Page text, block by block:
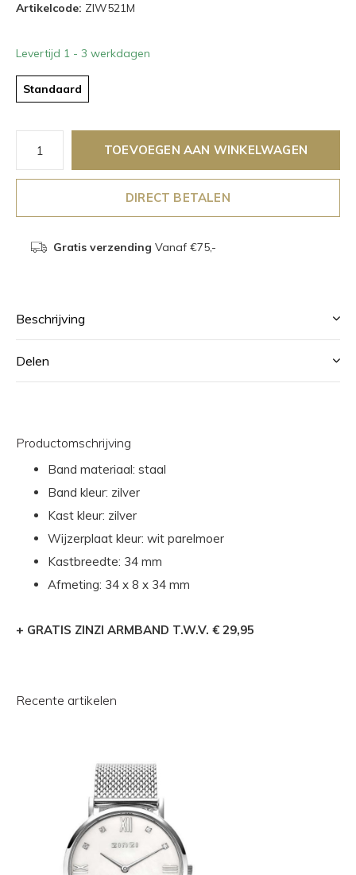
Artikelcode: ZIW521M
Levertijd 1 - 3 werkdagen
Standaard
TOEVOEGEN AAN WINKELWAGEN
DIRECT BETALEN
Gratis verzending Vanaf €75,-
Beschrijving
Delen
Productomschrijving
Band materiaal: staal
Band kleur: zilver
Kast kleur: zilver
Wijzerplaat kleur: wit parelmoer
Kastbreedte: 34 mm
Afmeting: 34 x 8 x 34 mm
+ GRATIS ZINZI ARMBAND T.W.V. € 29,95
Recente artikelen